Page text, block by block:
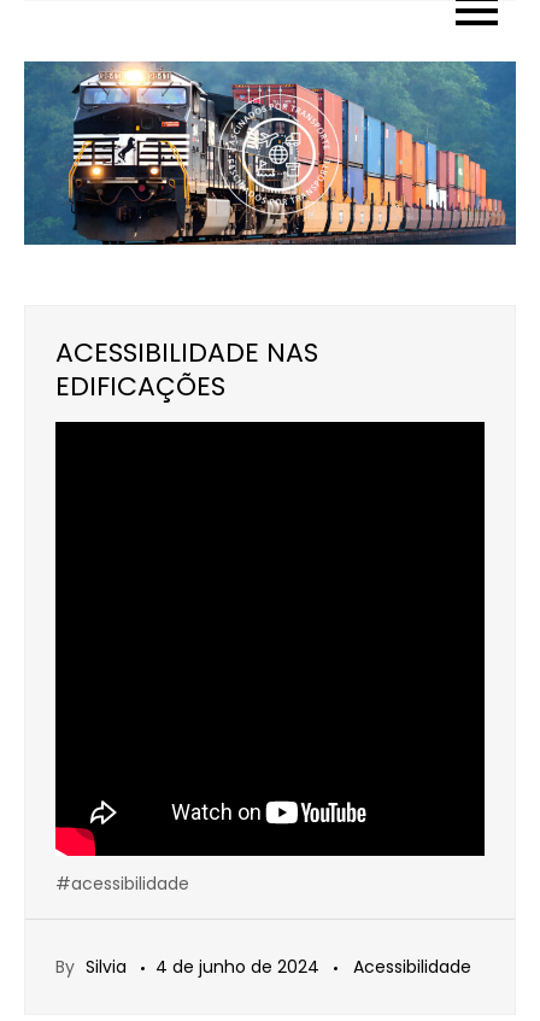
content
ACESSIBILIDADE NAS
EDIFICAÇÕES
#acessibilidade
By Silvia 4 de junho de 2024 Acessibilidade